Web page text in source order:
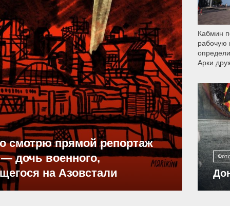
смотрю прямой репортаж
дочь военного,
на Азовстали
Кабмин
рабочую
Арки